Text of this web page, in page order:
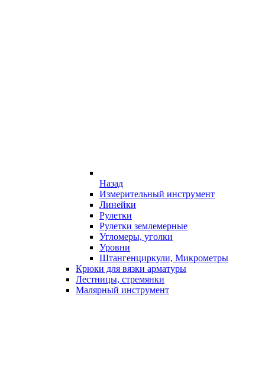
Назад
Измерительный инструмент
Линейки
Рулетки
Рулетки землемерные
Угломеры, уголки
Уровни
Штангенциркули, Микрометры
Крюки для вязки арматуры
Лестницы, стремянки
Малярный инструмент